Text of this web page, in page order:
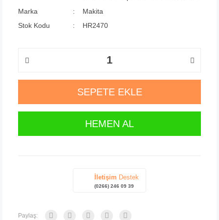
Marka
Makita
Stok Kodu
HR2470
SEPETE EKLE
HEMEN AL
İletişim Destek
(0266) 246 09 39
Paylaş: